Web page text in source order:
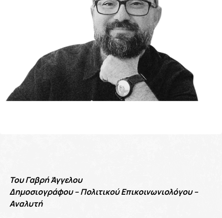
Του Γαβρή Άγγελου
Δημοσιογράφου – Πολιτικού Επικοινωνιολόγου –
Αναλυτή